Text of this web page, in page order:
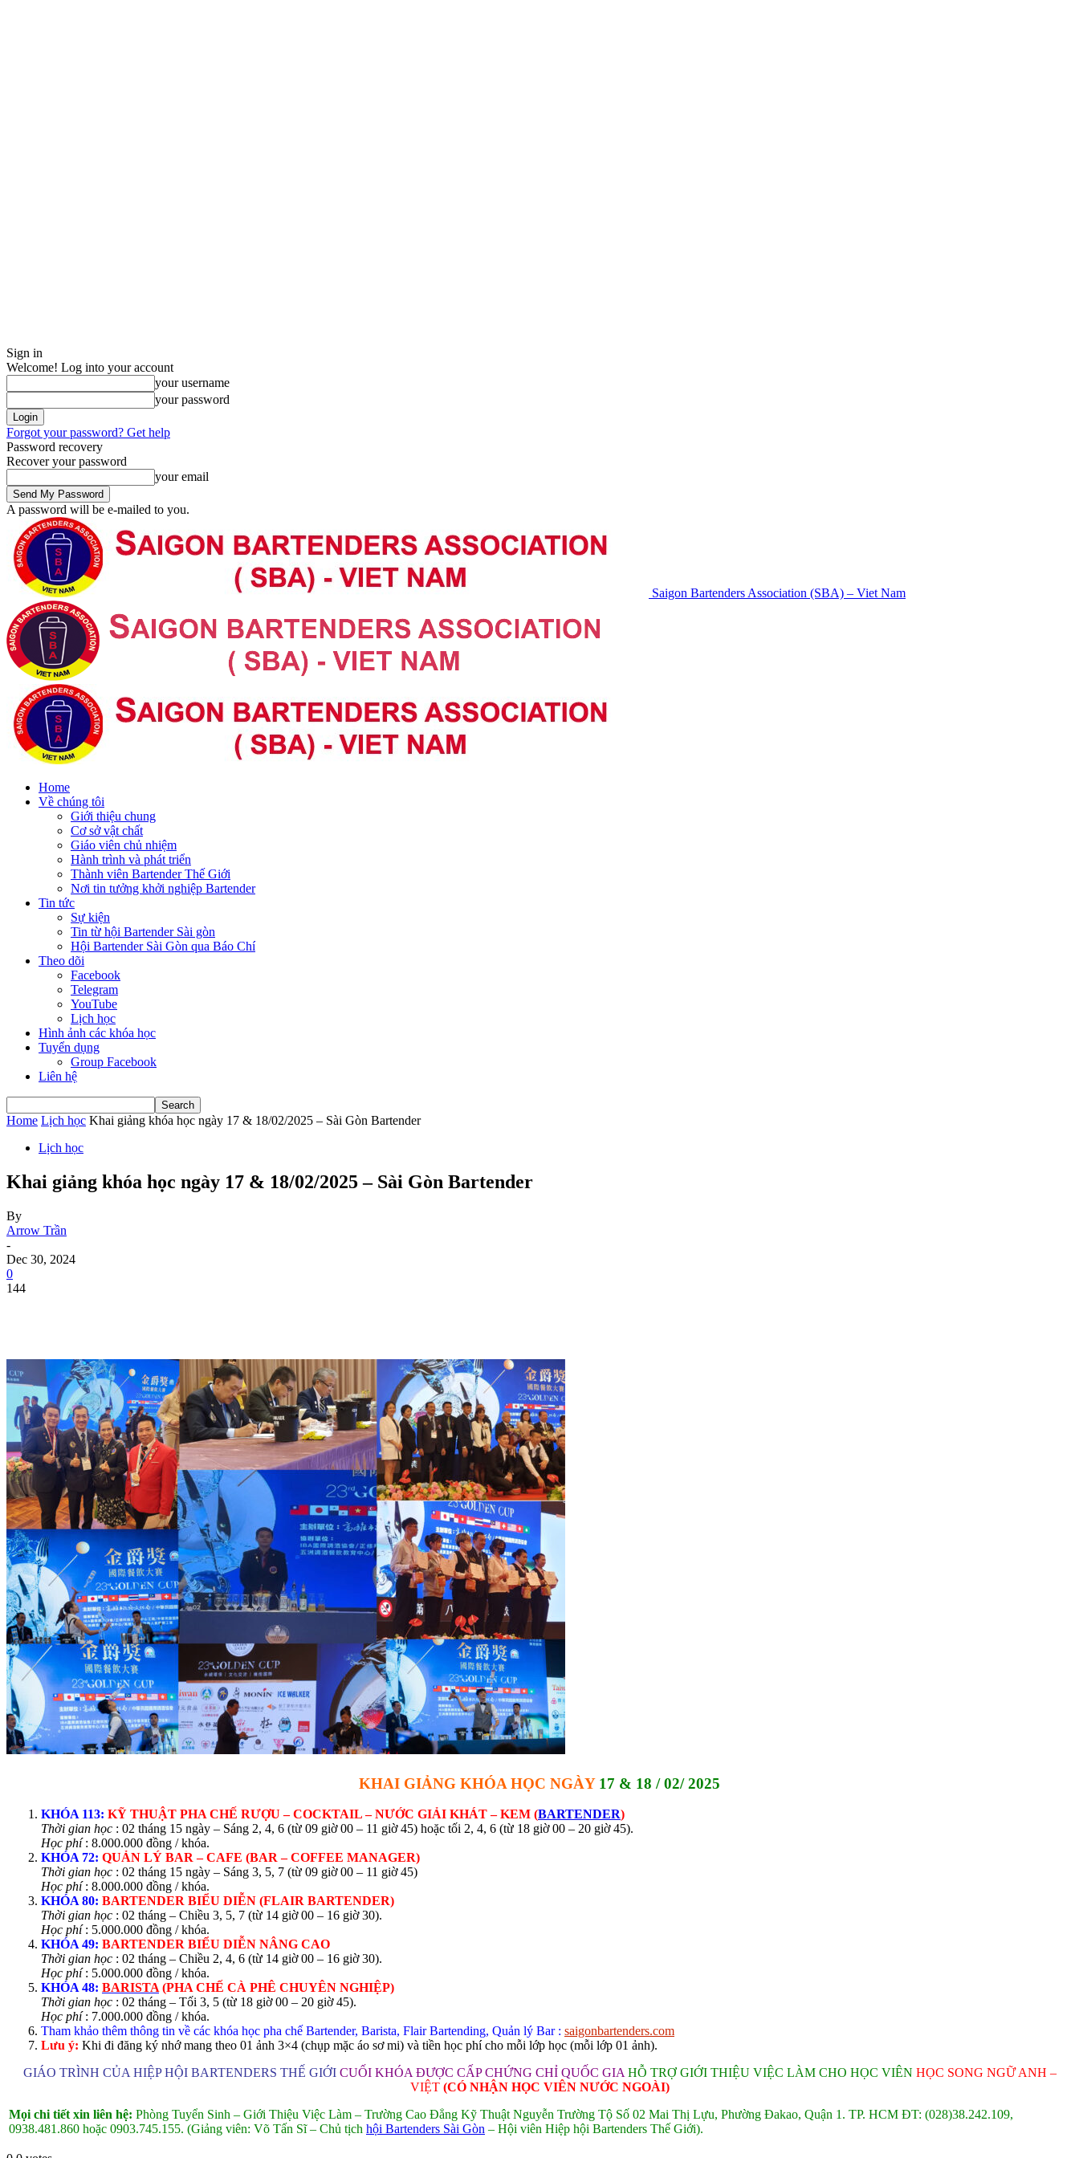
Sign in
Welcome! Log into your account
your username
your password
Forgot your password? Get help
Password recovery
Recover your password
your email
A password will be e-mailed to you.
Saigon Bartenders Association (SBA) – Viet Nam
Home
Về chúng tôi
Giới thiệu chung
Cơ sở vật chất
Giáo viên chủ nhiệm
Hành trình và phát triển
Thành viên Bartender Thế Giới
Nơi tin tưởng khởi nghiệp Bartender
Tin tức
Sự kiện
Tin từ hội Bartender Sài gòn
Hội Bartender Sài Gòn qua Báo Chí
Theo dõi
Facebook
Telegram
YouTube
Lịch học
Hình ảnh các khóa học
Tuyển dụng
Group Facebook
Liên hệ
Home Lịch học Khai giảng khóa học ngày 17 & 18/02/2025 – Sài Gòn Bartender
Lịch học
Khai giảng khóa học ngày 17 & 18/02/2025 – Sài Gòn Bartender
By
Arrow Trần
-
Dec 30, 2024
0
144
KHAI GIẢNG KHÓA HỌC NGÀY 17 & 18 / 02/ 2025
KHÓA 113: KỸ THUẬT PHA CHẾ RƯỢU – COCKTAIL – NƯỚC GIẢI KHÁT – KEM (BARTENDER)
Thời gian học : 02 tháng 15 ngày – Sáng 2, 4, 6 (từ 09 giờ 00 – 11 giờ 45) hoặc tối 2, 4, 6 (từ 18 giờ 00 – 20 giờ 45).
Học phí: 8.000.000 đồng / khóa.
KHÓA 72: QUẢN LÝ BAR – CAFE (BAR – COFFEE MANAGER)
Thời gian học : 02 tháng 15 ngày – Sáng 3, 5, 7 (từ 09 giờ 00 – 11 giờ 45)
Học phí: 8.000.000 đồng / khóa.
KHÓA 80: BARTENDER BIỂU DIỄN (FLAIR BARTENDER)
Thời gian học : 02 tháng – Chiều 3, 5, 7 (từ 14 giờ 00 – 16 giờ 30).
Học phí: 5.000.000 đồng / khóa.
KHÓA 49: BARTENDER BIỂU DIỄN NÂNG CAO
Thời gian học : 02 tháng – Chiều 2, 4, 6 (từ 14 giờ 00 – 16 giờ 30).
Học phí: 5.000.000 đồng / khóa.
KHÓA 48: BARISTA (PHA CHẾ CÀ PHÊ CHUYÊN NGHIỆP)
Thời gian học : 02 tháng – Tối 3, 5 (từ 18 giờ 00 – 20 giờ 45).
Học phí: 7.000.000 đồng / khóa.
Tham khảo thêm thông tin về các khóa học pha chế Bartender, Barista, Flair Bartending, Quản lý Bar : saigonbartenders.com
Lưu ý: Khi đi đăng ký nhớ mang theo 01 ảnh 3×4 (chụp mặc áo sơ mi) và tiền học phí cho mỗi lớp học (mỗi lớp 01 ảnh).
GIÁO TRÌNH CỦA HIỆP HỘI BARTENDERS THẾ GIỚI CUỐI KHÓA ĐƯỢC CẤP CHỨNG CHỈ QUỐC GIA HỖ TRỢ GIỚI THIỆU VIỆC LÀM CHO HỌC VIÊN HỌC SONG NGỮ ANH –
VIỆT (CÓ NHẬN HỌC VIÊN NƯỚC NGOÀI)
Mọi chi tiết xin liên hệ: Phòng Tuyển Sinh – Giới Thiệu Việc Làm – Trường Cao Đẳng Kỹ Thuật Nguyễn Trường Tộ Số 02 Mai Thị Lựu, Phường Đakao, Quận 1. TP. HCM ĐT: (028)38.242.109,
0938.481.860 hoặc 0903.745.155. (Giảng viên: Võ Tấn Sĩ – Chủ tịch hội Bartenders Sài Gòn – Hội viên Hiệp hội Bartenders Thế Giới).